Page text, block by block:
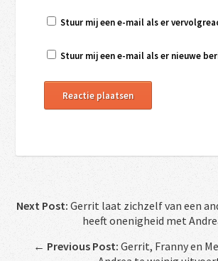
Stuur mij een e-mail als er
Stuur mij een e-mail als er nieuwe
Next Post: Gerrit laat zichzelf van een
heeft onenigheid met
← Previous Post: Gerrit, Franny en